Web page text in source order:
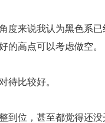
来说我认为黑色系已
的高点可以考虑做空。
比较好。
位，甚至都觉得还没